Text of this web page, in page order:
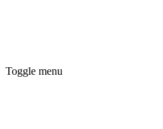
Toggle menu